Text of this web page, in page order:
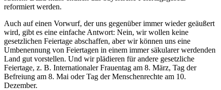
reformiert werden.
Auch auf einen Vorwurf, der uns gegenüber immer wieder geäußert
wird, gibt es eine einfache Antwort: Nein, wir wollen keine
gesetzlichen Feiertage abschaffen, aber wir können uns eine
Umbenennung von Feiertagen in einem immer säkularer werdenden
Land gut vorstellen. Und wir plädieren für andere gesetzliche
Feiertage, z. B. Internationaler Frauentag am 8. März, Tag der
Befreiung am 8. Mai oder Tag der Menschenrechte am 10.
Dezember.